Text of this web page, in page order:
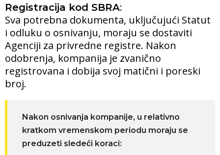
Registracija kod SBRA:
Sva potrebna dokumenta, uključujući Statut
i odluku o osnivanju, moraju se dostaviti
Agenciji za privredne registre. Nakon
odobrenja, kompanija je zvanično
registrovana i dobija svoj matični i poreski
broj.
Nakon osnivanja kompanije, u relativno
kratkom vremenskom periodu moraju se
preduzeti sledeći koraci: